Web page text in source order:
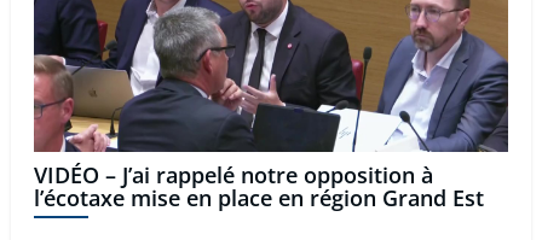
VIDÉO – J’ai rappelé notre opposition à
l’écotaxe mise en place en région Grand Est